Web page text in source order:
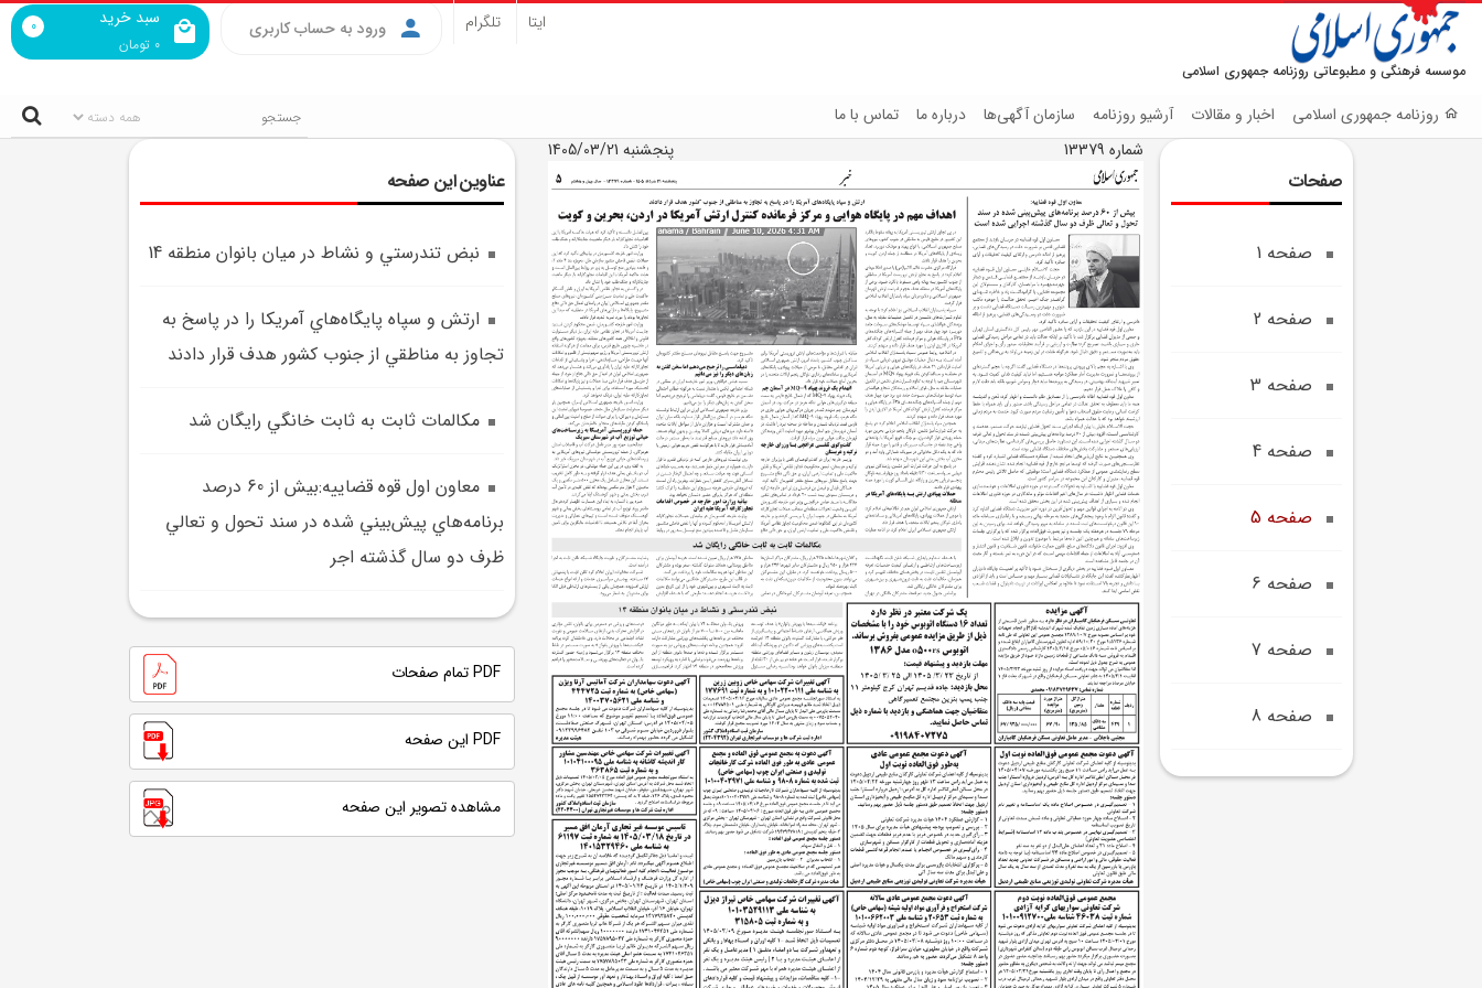
موسسه فرهنگی و مطبوعاتی روزنامه جمهوری اسلامی
سبد خرید
0 تومان
0 ورود به حساب کاربری ایتا تلگرام
روزنامه جمهوری اسلامی اخبار و مقالات آرشیو روزنامه سازمان آگهی‌ها درباره ما تماس با ما
صفحات
صفحه 1
صفحه 2
صفحه 3
صفحه 4
صفحه 5
صفحه 6
صفحه 7
صفحه 8
شماره 13379 پنجشنبه 1405/03/21
عناوین این صفحه
نبض تندرستي و نشاط در ميان بانوان منطقه 14
ارتش و سپاه پايگاه‌هاي آمريکا را در پاسخ به
تجاوز به مناطقي از جنوب کشور هدف قرار دادند
مکالمات ثابت به ثابت خانگي رايگان شد
معاون اول قوه قضاييه:بيش از 60 درصد
برنامه‌هاي پيش‌بيني شده در سند تحول و تعالي
ظرف دو سال گذشته اجر
PDF تمام صفحات
PDF این صفحه
مشاهده تصویر این صفحه